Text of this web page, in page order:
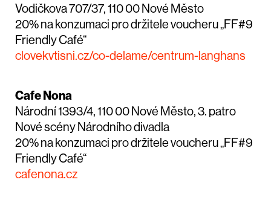
Vodičkova 707/37, 110 00 Nové Město
20% na konzumaci pro držitele voucheru „FF#9
Friendly Café“
clovekvtisni.cz/co-delame/centrum-langhans
Cafe Nona
Národní 1393/4, 110 00 Nové Město, 3. patro
Nové scény Národního divadla
20% na konzumaci pro držitele voucheru „FF#9
Friendly Café“
cafenona.cz